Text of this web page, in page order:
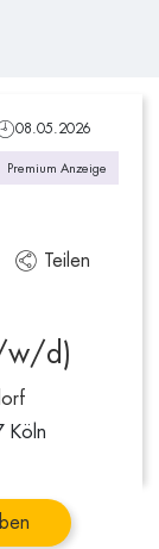
w/d)
Köln
08.05.2026
Premium Anzeige
Teilen